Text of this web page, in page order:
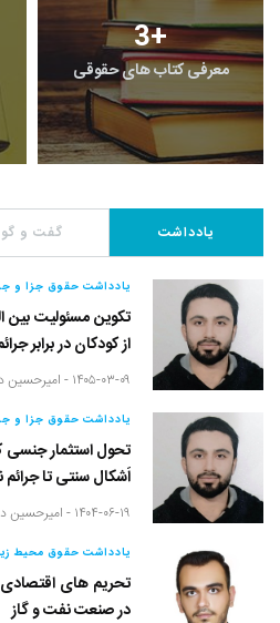
3+
معرفی کتاب های حقوقی
یادداشت گفت و گو
یادداشت حقوق جزا و
تکوین مسئولیت بین
از کودکان در برابر
۱۴۰۵-۰۳-۰۹ - امیرحسین
یادداشت حقوق جزا و
تحول استثمار جنسی
اَشکال سنتی تا
۱۴۰۴-۰۶-۱۹ - امیرحسین
یادداشت حقوق محیط
تحریم های
در صنعت نفت و گاز